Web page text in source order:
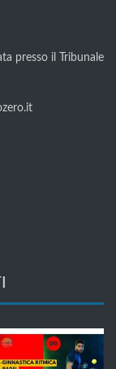
presso il Tribunale